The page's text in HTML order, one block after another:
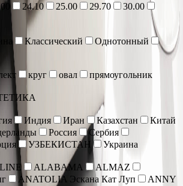
24.10 25.00 29.70
30.00
Классический
Однотонный
круг овал
прямоугольник
Индия Иран Казахстан
Китай
Россия
Сербия
УЗБЕКИСТАН
Украина
ALABAMA
ALMAZ
ANATOLIA Эскана Кат Луп
ANNY